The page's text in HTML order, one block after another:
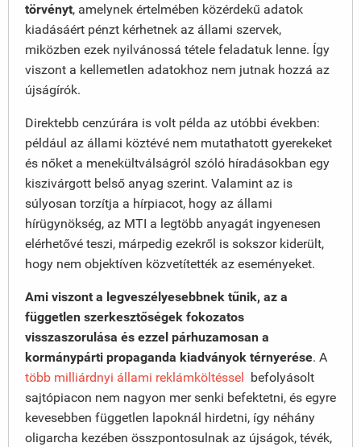
törvényt, amelynek értelmében közérdekű adatok
kiadásáért pénzt kérhetnek az állami szervek,
miközben ezek nyilvánossá tétele feladatuk lenne. Így
viszont a kellemetlen adatokhoz nem jutnak hozzá az
újságírók.
Direktebb cenzúrára is volt példa az utóbbi években:
például az állami köztévé nem mutathatott gyerekeket
és nőket a menekültválságról szóló híradásokban egy
kiszivárgott belső anyag szerint. Valamint az is
súlyosan torzítja a hírpiacot, hogy az állami
hírügynökség, az MTI a legtöbb anyagát ingyenesen
elérhetővé teszi, márpedig ezekről is sokszor kiderült,
hogy nem objektíven közvetítették az eseményeket.
Ami viszont a legveszélyesebbnek tűnik, az a
független szerkesztőségek fokozatos
visszaszorulása és ezzel párhuzamosan a
kormánypárti propaganda kiadványok térnyerése. A
több milliárdnyi állami reklámköltéssel befolyásolt
sajtópiacon nem nagyon mer senki befektetni, és egyre
kevesebben független lapoknál hirdetni, így néhány
oligarcha kezében összpontosulnak az újságok, tévék,